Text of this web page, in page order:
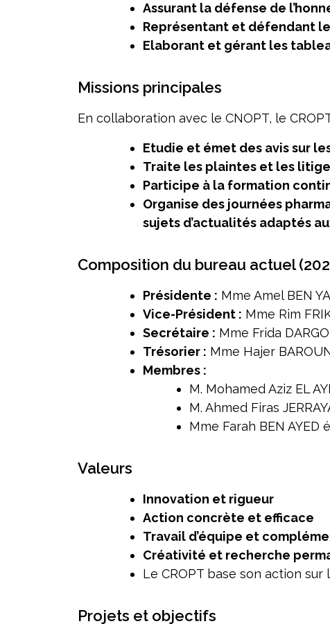
Assurant la défense de
Représentant et défendant
Elaborant et gérant les
Missions principales
En collaboration avec le CNOPT, le
Etudie et émet des avis sur
Traite les plaintes et les
Participe à la formation
Organise des journées
sujets d’actualités adaptés
Composition du bureau actuel
Présidente : Mme Amel BEN
Vice-Président : Mme Rim
Secrétaire : Mme Frida
Trésorier : Mme Hajer
Membres :
M. Mohamed Aziz EL
M. Ahmed Firas
Mme Farah BEN AYED
Valeurs
Innovation et rigueur
Action concrète et efficace
Travail d’équipe et
Créativité et recherche
Le CROPT base son action sur
Projets et objectifs